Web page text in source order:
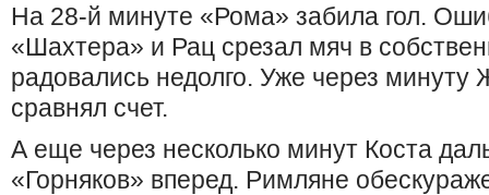
На 28-й минуте «Рома» забила гол.
«Шахтера» и Рац срезал мяч в
радовались недолго. Уже через
сравнял счет.
А еще через несколько минут Коста
«Горняков» вперед. Римляне